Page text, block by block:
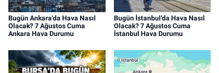
Bugün Ankara'da Hava Nasıl
Olacak? 7 Ağustos Cuma
Ankara Hava Durumu
Bugün İstanbul’da Hava Nasıl
Olacak? 7 Ağustos Cuma
İstanbul Hava Durumu